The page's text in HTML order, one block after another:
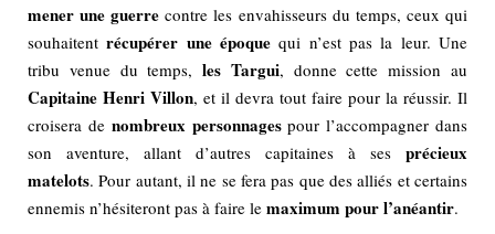
mener une guerre contre les envahisseurs du temps, ceux qui
souhaitentrécupérer une époque qui n’est pas la leur. Une
tribu venue du temps,les Targui, donne cette mission au
Capitaine Henri Villon, et il devra tout faire pour la réussir. Il
croisera de nombreux personnagespour l’accompagner dans
son aventure, allant d’autres capitaines à ses précieux
matelots. Pour autant, il ne se fera pas que des alliés et certains
ennemis n’hésiteront pas à faire le maximum pour l’anéantir.